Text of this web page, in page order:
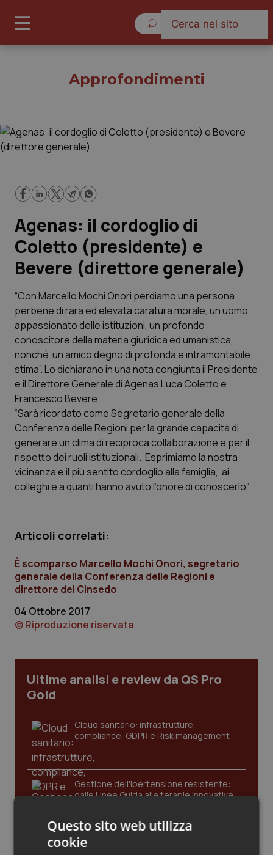
Governo e Parlamento
Regioni e Asl
Lavoro e Professioni
Scienza e Farmaci
Studi e Analisi
Lettere al direttore
Edizioni Regionali
QS Pro
Professionisti Sanitari.AI
Abruzzo
Campania
Emilia-Romagna
Lazio
Lombardia
Marche
Piemonte
QS Pro Gold
Asma & BPCO
Car-T
Colesterolo & coronaropatie
Diabete & glucometri
Dolore
Donna & Salute
HIV
Approfondimenti
Agenas: il cordoglio di
Coletto (presidente) e
Bevere (direttore generale)
“Con Marcello Mochi Onori perdiamo una persona
perbene di rara ed elevata caratura morale, un uomo
appassionato delle istituzioni, un profondo
conoscitore della materia giuridica ed umanistica,
nonché un amico degno di profonda e intramontabile
stima”. Lo dichiarano in una nota congiunta il Presidente
e il Direttore Generale di Agenas Luca Coletto e
Francesco Bevere.
“Sarà ricordato come Segretario generale della
Conferenza delle Regioni per la grande capacità di
generare un clima di reciproca collaborazione e per il
rispetto dei ruoli istituzionali. Esprimiamo la nostra
vicinanza e il più sentito cordoglio alla famiglia, ai
colleghi e a quanti hanno avuto l’onore di conoscerlo”.
Articoli correlati:
È scomparso Marcello Mochi Onori, segretario
generale della Conferenza delle Regioni e
direttore del Cinsedo
04 Ottobre 2017
© Riproduzione riservata
Ultime analisi e review da QS Pro
Gold
Cloud sanitario: infrastrutture,
compliance, GDPR e Risk management
Gestione dell'Ipertensione resistente:
dalle Linee Guida alle terapie innovative
Leadership Infermieristica 2026: nuovi
Questo sito web utilizza
cookie